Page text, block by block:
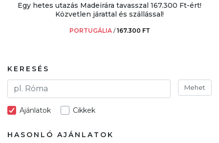
Egy hetes utazás Madeirára tavasszal 167.300 Ft-ért!
Közvetlen járattal és szállással!
PORTUGÁLIA /167.300 FT
KERESÉS
Mehet
Ajánlatok Cikkek
HASONLÓ AJÁNLATOK